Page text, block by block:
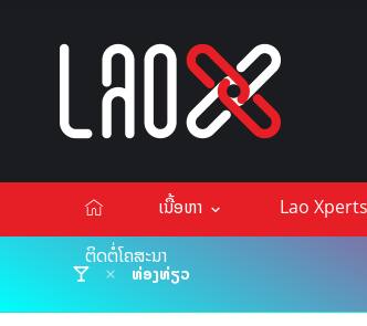
ເນື້ອຫາ Lao Xperts
ຕິດຕໍ່ໂຄສະນາ
ທ່ອງທ່ຽວ